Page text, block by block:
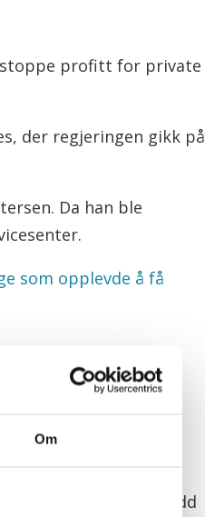
Om
profitt for private
der regjeringen gikk på
Da han ble
som opplevde å få
behandlet tre
i Stortinget er jeg redd